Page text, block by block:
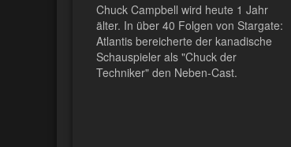
Chuck Campbell wird heute 1 Jahr
älter. In über 40 Folgen von Stargate:
Atlantis bereicherte der kanadische
Schauspieler als "Chuck der
Techniker" den Neben-Cast.